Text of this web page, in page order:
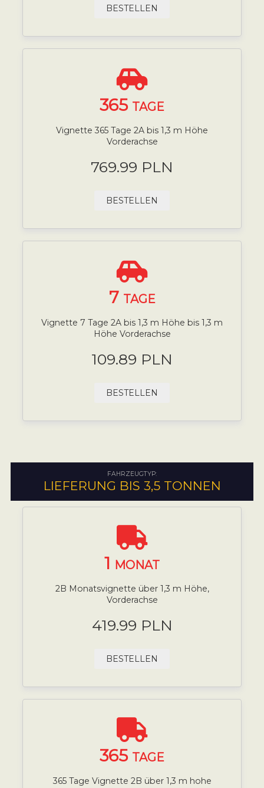
BESTELLEN
365 TAGE
Vignette 365 Tage 2A bis 1,3 m Höhe
Vorderachse
769.99 PLN
BESTELLEN
7 TAGE
Vignette 7 Tage 2A bis 1,3 m Höhe bis 1,3 m
Höhe Vorderachse
109.89 PLN
BESTELLEN
FAHRZEUGTYP:
LIEFERUNG BIS 3,5 TONNEN
1 MONAT
2B Monatsvignette über 1,3 m Höhe,
Vorderachse
419.99 PLN
BESTELLEN
365 TAGE
365 Tage Vignette 2B über 1,3 m hohe